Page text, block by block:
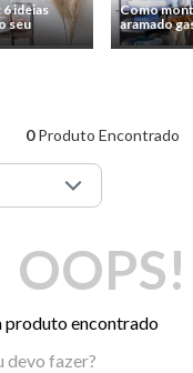
ideias
seu
Como
aramado
0Produto Encontrado
OOPS!
produto encontrado
devo fazer?